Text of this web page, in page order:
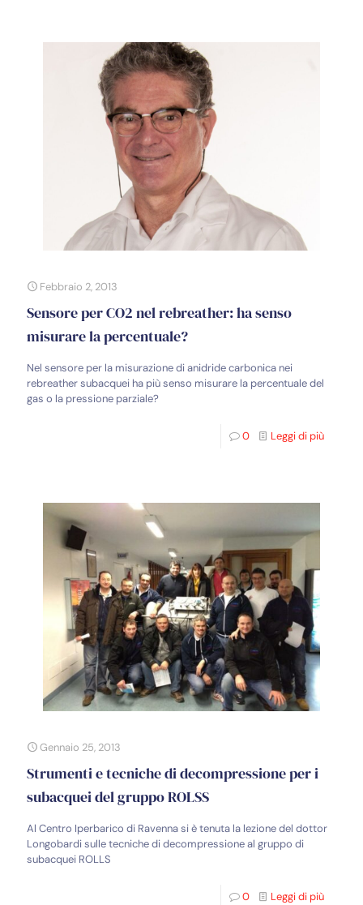
Febbraio 2, 2013
Sensore per CO2 nel rebreather: ha senso
misurare la percentuale?
Nel sensore per la misurazione di anidride carbonica nei
rebreather subacquei ha più senso misurare la percentuale del
gas o la pressione parziale?
0 Leggi di più
Gennaio 25, 2013
Strumenti e tecniche di decompressione per i
subacquei del gruppo ROLSS
Al Centro Iperbarico di Ravenna si è tenuta la lezione del dottor
Longobardi sulle tecniche di decompressione al gruppo di
subacquei ROLLS
0 Leggi di più